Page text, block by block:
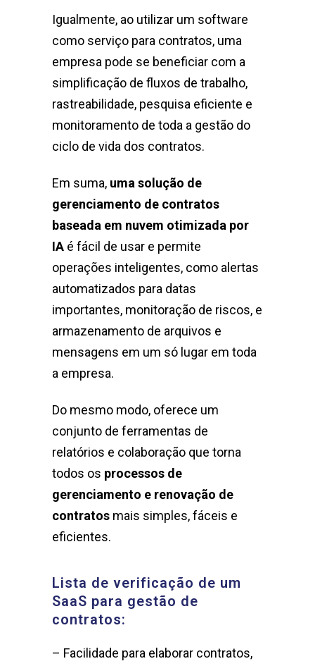
Igualmente, ao utilizar um software
como serviço para contratos, uma
empresa pode se beneficiar com a
simplificação de fluxos de trabalho,
rastreabilidade, pesquisa eficiente e
monitoramento de toda a gestão do
ciclo de vida dos contratos.
Em suma, uma solução de
gerenciamento de contratos
baseada em nuvem otimizada por
IA é fácil de usar e permite
operações inteligentes, como alertas
automatizados para datas
importantes, monitoração de riscos, e
armazenamento de arquivos e
mensagens em um só lugar em toda
a empresa.
Do mesmo modo, oferece um
conjunto de ferramentas de
relatórios e colaboração que torna
todos os processos de
gerenciamento e renovação de
contratos mais simples, fáceis e
eficientes.
Lista de verificação de um
SaaS para gestão de
contratos:
– Facilidade para elaborar contratos,